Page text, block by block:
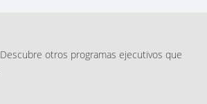
Descubre otros programas ejecutivos que